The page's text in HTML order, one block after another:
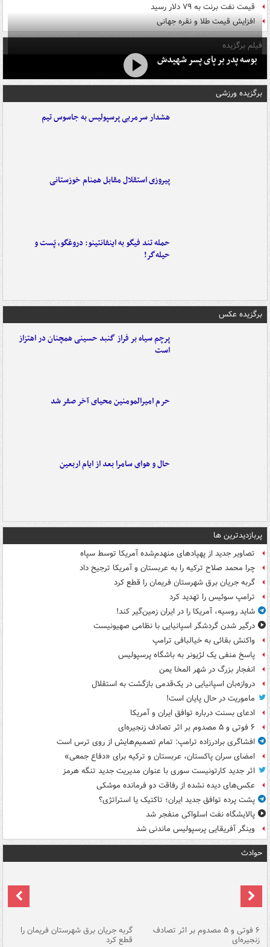
قیمت نفت برنت به ۷۹ دلار رسید
افزایش قیمت طلا و نقره جهانی
فیلم برگزیده
بوسه‌ پدر بر پای پسر شهیدش
برگزیده ورزشی
هشدار سرمربی پرسپولیس به جاسوس تیم
پیروزی استقلال مقابل همنام خوزستانی
حمله تند فیگو به اینفانتینو: دروغگو، پَست‌ و
حیله‌گر!
برگزیده عکس
پرچم سیاه بر فراز گنبد حسینی همچنان در اهتزاز
است
حرم امیرالمومنین محیای آخر صفر شد
حال و هوای سامرا بعد از ایام اربعین
پربازدیدترین ها
تصاویر جدید از پهپادهای منهدم‌شده آمریکا توسط سپاه
چرا محمد صلاح ترکیه را به عربستان و آمریکا ترجیح داد
گربه جریان برق شهرستان فریمان را قطع کرد
ترامپ سوئیس را تهدید کرد
شاید روسیه، آمریکا را در ایران زمین‌گیر کند!
درگیر شدن گردشگر اسپانیایی با نظامی صهیونیست
واکنش بقائی به خیالبافی ترامپ
پاسخ منفی یک لژیونر به باشگاه پرسپولیس
انفجار بزرگ در شهر المخا یمن
دروازه‌بان اسپانیایی در یک‌قدمی بازگشت به استقلال
ماموریت در حال پایان است!
ادعای بسنت درباره توافق ایران و آمریکا
۶ فوتی و ۵ مصدوم بر اثر تصادف زنجیره‌ای
افشاگری برادرزاده ترامپ: تمام تصمیم‌هایش از روی ترس است
امضای سران پاکستان، عربستان و ترکیه برای «دفاع جمعی»
اثر جدید کارتونیست سوری با عنوان مدیریت جدید تنگه هرمز
عکس‌های دیده نشده از رفاقت دو فرمانده‌ موشکی
پشت پرده توافق جدید ایران؛ تاکتیک یا استراتژی؟
پالایشگاه نفت اسلواکی منفجر شد
وینگر آفریقایی پرسپولیس ماندنی شد
حوادث
۶ فوتی و ۵ مصدوم بر اثر تصادف
زنجیره‌ای
گربه جریان برق شهرستان فریمان را
قطع کرد